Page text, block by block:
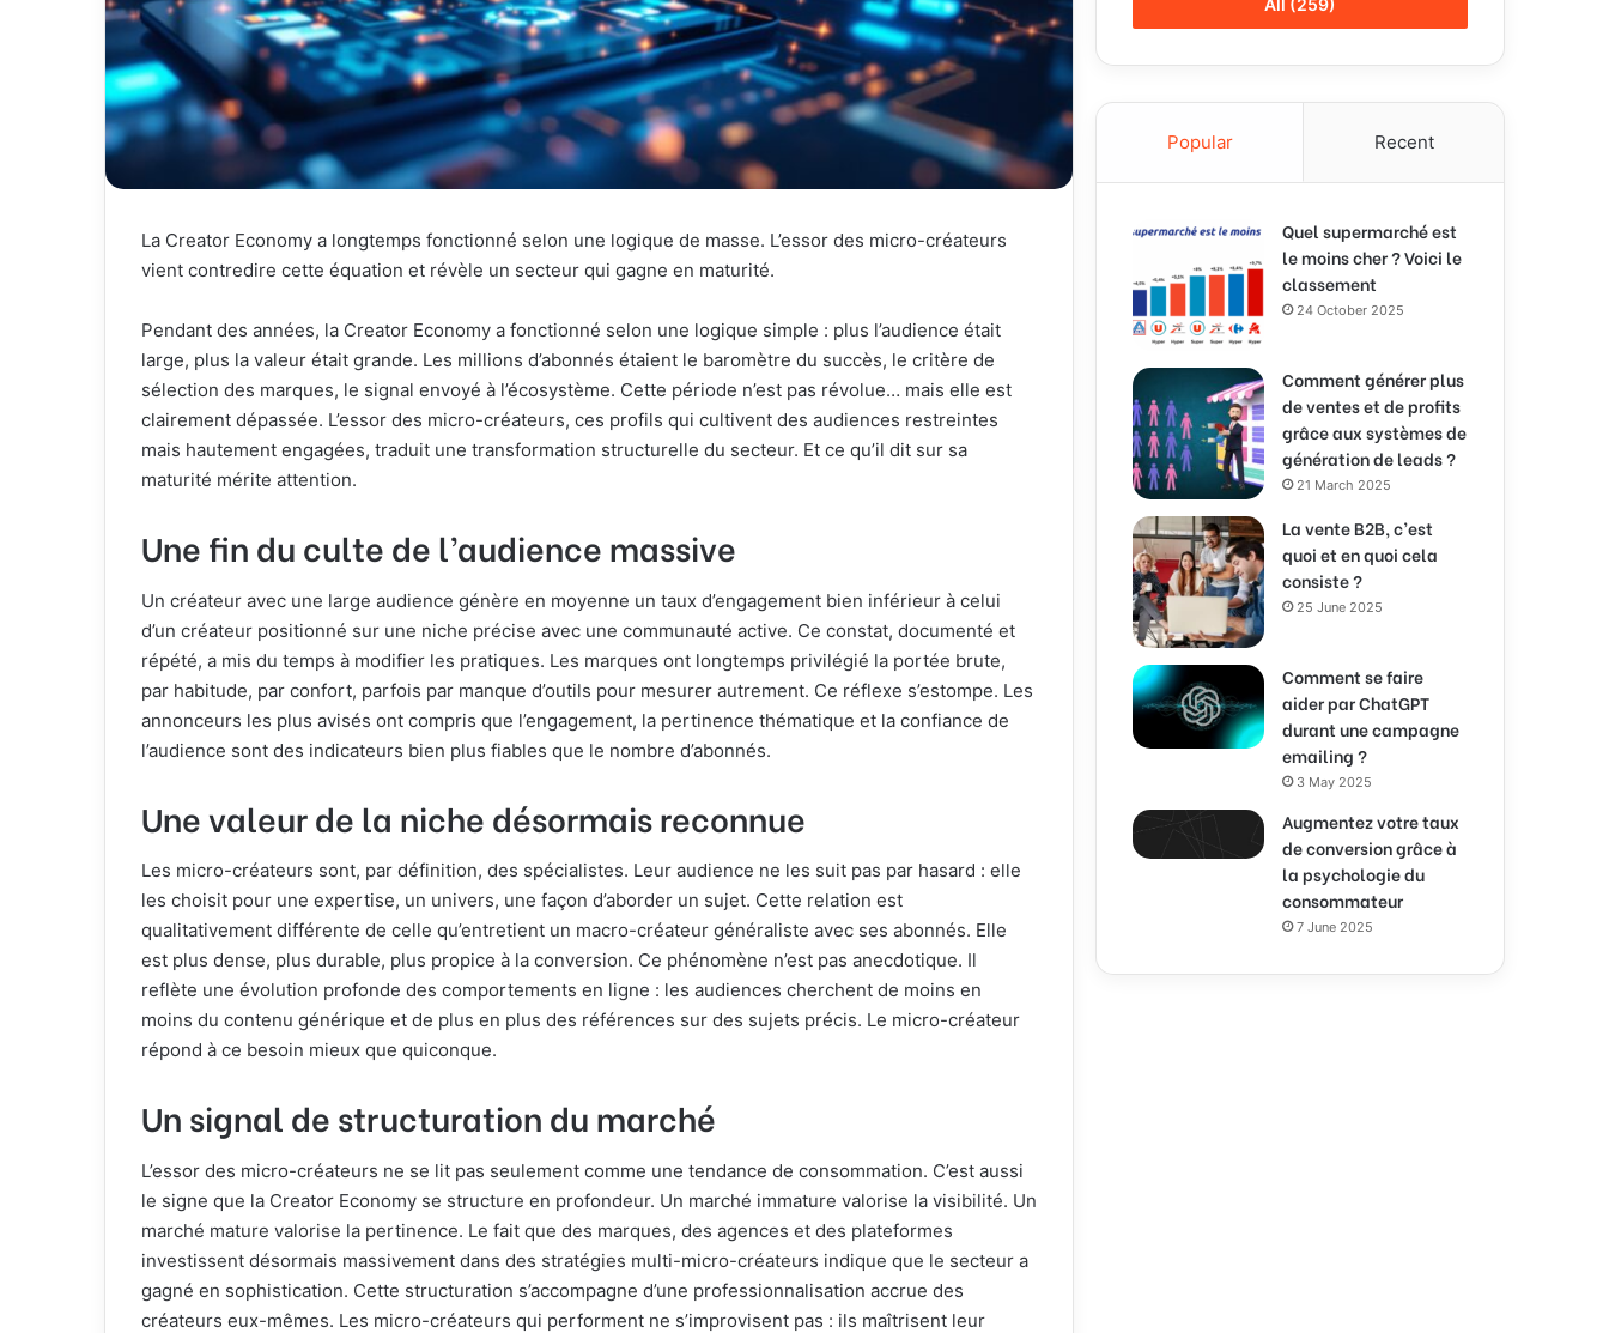
La Creator Economy a longtemps fonctionné selon une logique de masse. L’essor des micro-créateurs
vient contredire cette équation et révèle un secteur qui gagne en maturité.
Pendant des années, la Creator Economy a fonctionné selon une logique simple : plus l’audience était
large, plus la valeur était grande. Les millions d’abonnés étaient le baromètre du succès, le critère de
sélection des marques, le signal envoyé à l’écosystème. Cette période n’est pas révolue… mais elle est
clairement dépassée. L’essor des micro-créateurs, ces profils qui cultivent des audiences restreintes
mais hautement engagées, traduit une transformation structurelle du secteur. Et ce qu’il dit sur sa
maturité mérite attention.
Une fin du culte de l’audience massive
Un créateur avec une large audience génère en moyenne un taux d’engagement bien inférieur à celui
d’un créateur positionné sur une niche précise avec une communauté active. Ce constat, documenté et
répété, a mis du temps à modifier les pratiques. Les marques ont longtemps privilégié la portée brute,
par habitude, par confort, parfois par manque d’outils pour mesurer autrement. Ce réflexe s’estompe. Les
annonceurs les plus avisés ont compris que l’engagement, la pertinence thématique et la confiance de
l’audience sont des indicateurs bien plus fiables que le nombre d’abonnés.
Une valeur de la niche désormais reconnue
Les micro-créateurs sont, par définition, des spécialistes. Leur audience ne les suit pas par hasard : elle
les choisit pour une expertise, un univers, une façon d’aborder un sujet. Cette relation est
qualitativement différente de celle qu’entretient un macro-créateur généraliste avec ses abonnés. Elle
est plus dense, plus durable, plus propice à la conversion. Ce phénomène n’est pas anecdotique. Il
reflète une évolution profonde des comportements en ligne : les audiences cherchent de moins en
moins du contenu générique et de plus en plus des références sur des sujets précis. Le micro-créateur
répond à ce besoin mieux que quiconque.
Un signal de structuration du marché
L’essor des micro-créateurs ne se lit pas seulement comme une tendance de consommation. C’est aussi
le signe que la Creator Economy se structure en profondeur. Un marché immature valorise la visibilité. Un
marché mature valorise la pertinence. Le fait que des marques, des agences et des plateformes
investissent désormais massivement dans des stratégies multi-micro-créateurs indique que le secteur a
gagné en sophistication. Cette structuration s’accompagne d’une professionnalisation accrue des
créateurs eux-mêmes. Les micro-créateurs qui performent ne s’improvisent pas : ils maîtrisent leur
All (259)
Popular Recent
Quel supermarché est
le moins cher ? Voici le
classement
24 October 2025
Comment générer plus
de ventes et de profits
grâce aux systèmes de
génération de leads ?
21 March 2025
La vente B2B, c’est
quoi et en quoi cela
consiste ?
25 June 2025
Comment se faire
aider par ChatGPT
durant une campagne
emailing ?
3 May 2025
Augmentez votre taux
de conversion grâce à
la psychologie du
consommateur
7 June 2025